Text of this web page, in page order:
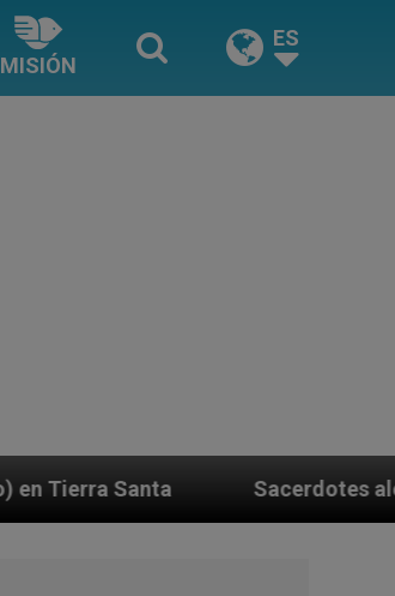
MISIÓN
ES
Sacerdotes alemanes fieles al